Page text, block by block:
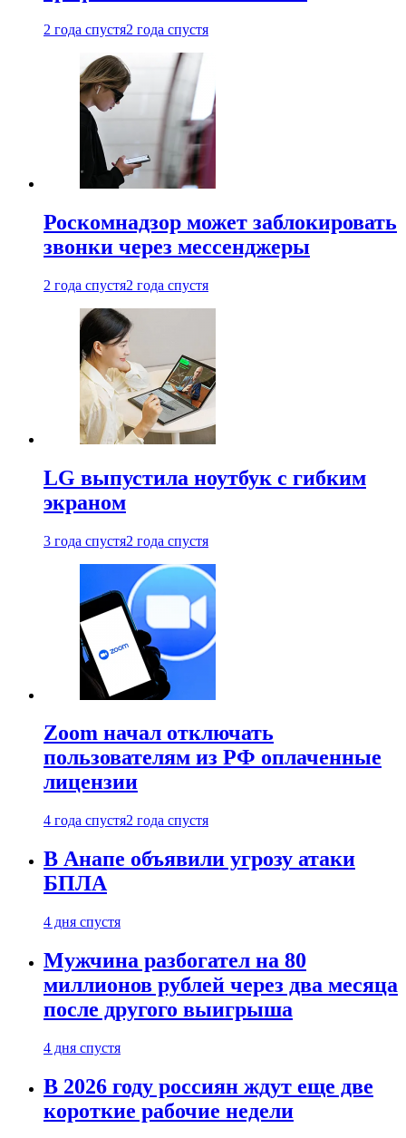
2 года спустя2 года спустя
Роскомнадзор может заблокировать
звонки через мессенджеры
2 года спустя2 года спустя
LG выпустила ноутбук с гибким
экраном
3 года спустя2 года спустя
Zoom начал отключать
пользователям из РФ оплаченные
лицензии
4 года спустя2 года спустя
В Анапе объявили угрозу атаки
БПЛА
4 дня спустя
Мужчина разбогател на 80
миллионов рублей через два месяца
после другого выигрыша
4 дня спустя
В 2026 году россиян ждут еще две
короткие рабочие недели